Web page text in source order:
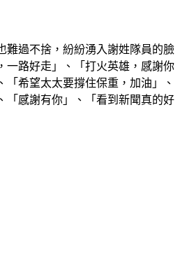
難過不捨，紛紛湧入謝姓隊員的臉
一路好走」、「打火英雄，感謝你
「希望太太要撐住保重，加油」、
「感謝有你」、「看到新聞真的好